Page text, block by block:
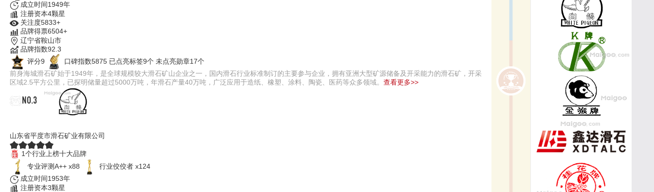
成立时间1949年
注册资本4颗星
关注度5833+
品牌得票6504+
辽宁省鞍山市
品牌指数92.3
评分9
口碑指数5875 已点亮标签9个 未点亮勋章17个
前身海城滑石矿始于1949年，是全球规模较大滑石矿山企业之一，国内滑石行业标准制订的主要参与企业，拥有亚洲大型矿源储备及开采能力的滑石矿，开采
区域2.5平方公里，已探明储量超过5000万吨，年滑石产量40万吨，广泛应用于造纸、橡塑、涂料、陶瓷、医药等众多领域。 查看更多>>
NO.3
山东省平度市滑石矿业有限公司
1个行业上榜十大品牌
专业​评测A++ x88
行业佼佼者 x124
成立时间1953年
注册资本3颗星